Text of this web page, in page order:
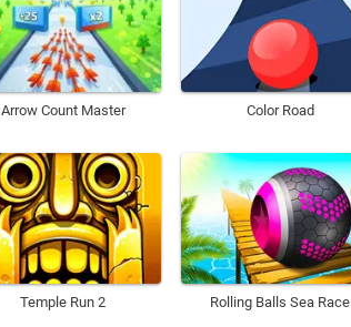
Arrow Count Master Color Road
Temple Run 2 Rolling Balls Sea Race